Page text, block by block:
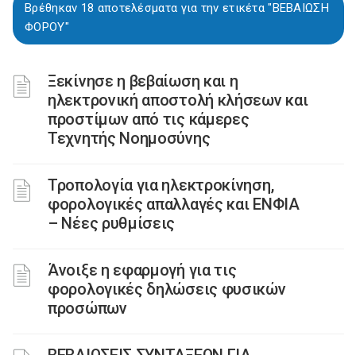
Βρέθηκαν 18 αποτελέσματα για την ετικέτα "ΒΕΒΑΙΩΣΗ
ΦΟΡΟΥ"
Ξεκίνησε η βεβαίωση και η
ηλεκτρονική αποστολή κλήσεων και
προστίμων από τις κάμερες
Τεχνητής Νοημοσύνης
Τροπολογία για ηλεκτροκίνηση,
φορολογικές απαλλαγές και ΕΝΦΙΑ
– Νέες ρυθμίσεις
Άνοιξε η εφαρμογή για τις
φορολογικές δηλώσεις φυσικών
προσώπων